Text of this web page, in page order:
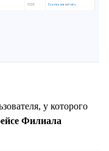
у которого
Филиала